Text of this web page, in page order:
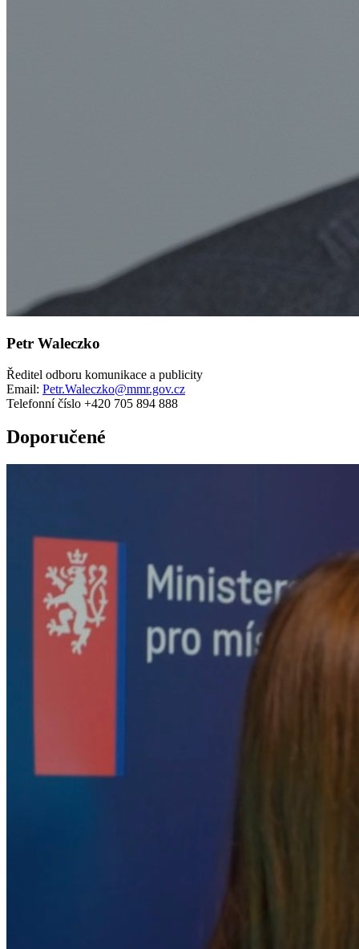
Petr Waleczko
Ředitel odboru komunikace a publicity
Email: Petr.Waleczko@mmr.gov.cz
Telefonní číslo +420 705 894 888
Doporučené